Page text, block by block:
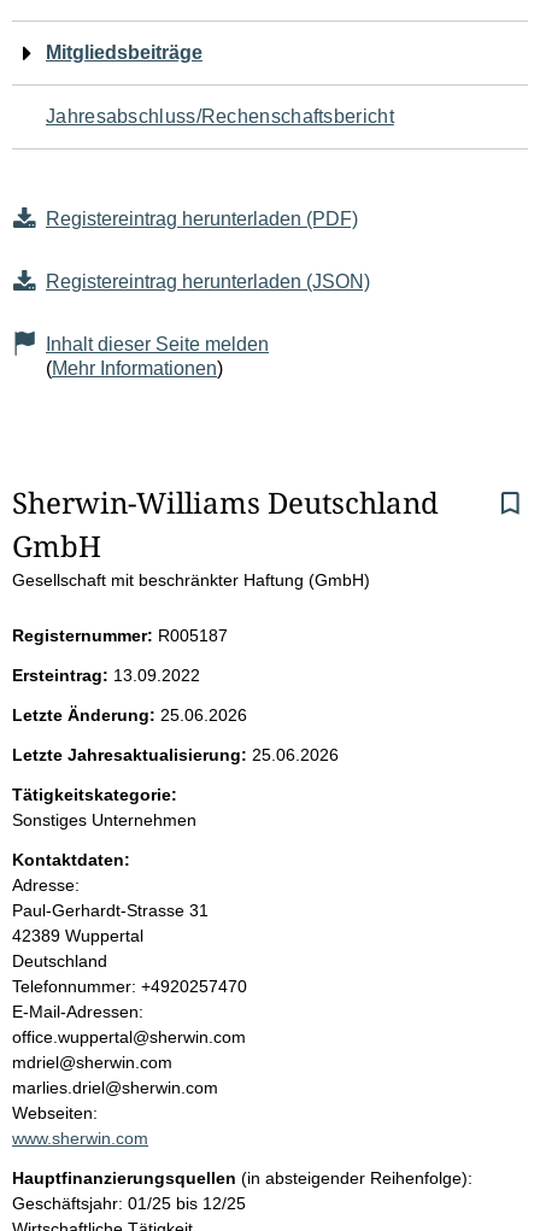
Mitgliedsbeiträge
Jahresabschluss/Rechenschaftsbericht
Registereintrag herunterladen (PDF)
Registereintrag herunterladen (JSON)
Inhalt dieser Seite melden
(Mehr Informationen)
S
e
t
e
n
i
n
h
a
l
t
Sherwin-Williams Deutschland
GmbH
Gesellschaft mit beschränkter Haftung (GmbH)
Registernummer: R005187
Ersteintrag: 13.09.2022
Letzte Änderung: 25.06.2026
Letzte Jahresaktualisierung: 25.06.2026
Tätigkeitskategorie:
Sonstiges Unternehmen
Kontaktdaten:
Adresse:
Paul-Gerhardt-Strasse 31
42389 Wuppertal
Deutschland
K
o
n
t
a
k
t
n
f
Telefonnummer: +4920257470
E-Mail-Adressen:
office.wuppertal@sherwin.com
mdriel@sherwin.com
marlies.driel@sherwin.com
Webseiten:
www.sherwin.com
Hauptfinanzierungsquellen (in absteigender Reihenfolge):
Geschäftsjahr: 01/25 bis 12/25